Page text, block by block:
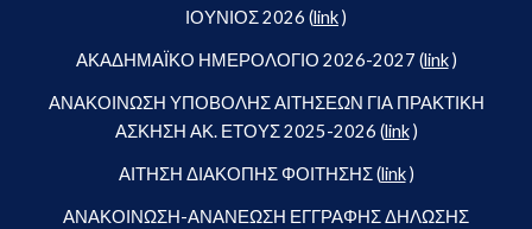
ΙΟΥΝΙΟΣ 2026 (link)
ΑΚΑΔΗΜΑΪΚΟ ΗΜΕΡΟΛΟΓΙΟ 2026-2027 (link )
ΑΝΑΚΟΙΝΩΣΗ ΥΠΟΒΟΛΗΣ ΑΙΤΗΣΕΩΝ ΓΙΑ ΠΡΑΚΤΙΚΗ
ΑΣΚΗΣΗ ΑΚ. ΕΤΟΥΣ 2025-2026 (link )
ΑΙΤΗΣΗ ΔΙΑΚΟΠΗΣ ΦΟΙΤΗΣΗΣ (link )
ΑΝΑΚΟΙΝΩΣΗ-ΑΝΑΝΕΩΣΗ ΕΓΓΡΑΦΗΣ ΔΗΛΩΣΗΣ